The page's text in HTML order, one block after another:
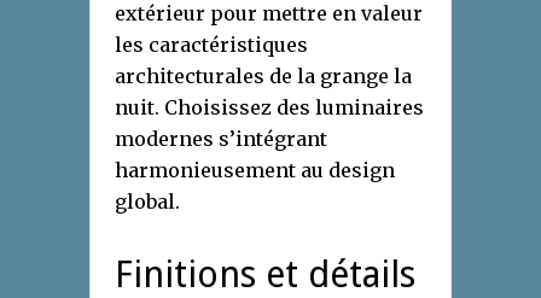
extérieur pour mettre en valeur
les caractéristiques
architecturales de la grange la
nuit. Choisissez des luminaires
modernes s’intégrant
harmonieusement au design
global.
Finitions et détails